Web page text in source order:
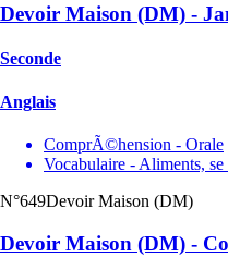
Devoir Maison (DM) -
Seconde
Anglais
ComprÃ©hension - Orale
Vocabulaire - Aliments,
N°649Devoir Maison (DM)
Devoir Maison (DM) -